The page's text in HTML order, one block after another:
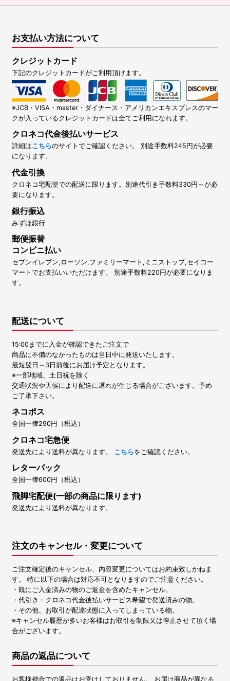
お支払い方法について
クレジットカード
下記のクレジットカードがご利用頂けます。
※JCB・VISA・master・ダイナース・アメリカンエキスプレスのマー
クが入っているクレジットカードは全てご利用になれます。
クロネコ代金後払いサービス
詳細はこちらのサイトでご確認ください。 別途手数料245円が必要
になります。
代金引換
クロネコ宅配便での配送に限ります。別途代引き手数料330円～が必
要になります。
銀行振込
みずほ銀行
郵便振替
コンビニ払い
セブンイレブン,ローソン,ファミリーマート,ミニストップ,セイコー
マートでお支払いいただけます。 別途手数料220円が必要になりま
す。
配送について
15:00までに入金が確認できたご注文で
商品に不備のなかったものは当日中に発送いたします。
最短翌日～3日前後にお届け予定となります。
※一部地域、土日祝を除く
交通状況や天候により配送に遅れが生じる場合がございます。予め
ご了承下さい。
ネコポス
全国一律290円（税込）
クロネコ宅急便
発送先により送料が異なります。 こちらをご確認ください。
レターパック
全国一律600円（税込）
飛脚宅配便(一部の商品に限ります)
発送先により送料が異なります。
注文のキャンセル・変更について
ご注文確定後のキャンセル、内容変更についてはお約束致しかねま
す。 特に以下の場合は対応不可となりますのでご注意ください。
・既にご入金済みの物のご返金を含めたキャンセル。
・代引き・クロネコ代金後払いサービス希望で発送済みの物。
・その他、お取引が配達状態に入ってしまっている物。
※キャンセル履歴が多いお客様はお取引を制限又は停止させて頂く場
合がございます。
商品の返品について
お客様都合での返品はお受けしておりません。 お届け商品が異なる